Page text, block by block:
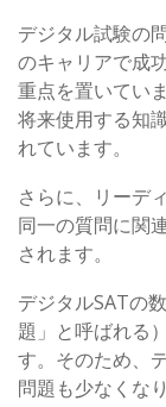
デジタル試験の
のキャリアで成
重点を置いてい
将来使用する知
れています。
さらに、リーデ
同一の質問に関
されます。
デジタルSATの
題」と呼ばれる
す。そのため、
問題も少なくなり